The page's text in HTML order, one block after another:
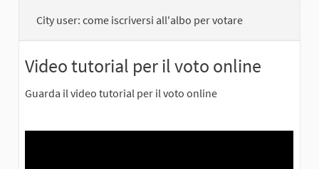
City user: come iscriversi all'albo per votare
Video tutorial per il voto online
Guarda il video tutorial per il voto online